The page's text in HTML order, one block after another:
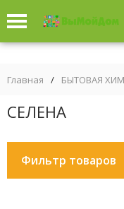
Главная / БЫТОВАЯ
СЕЛЕНА
Фильтр товаров